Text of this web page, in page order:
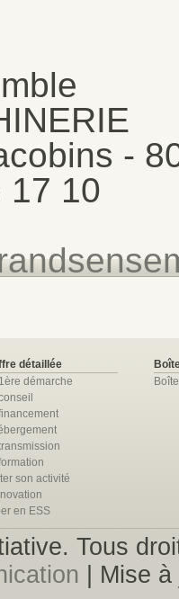
-
17 10
détaillée
démarche
son activité
en ESS
Tous
| Mise